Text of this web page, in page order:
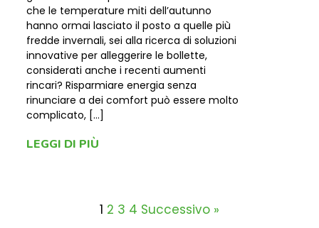
che le temperature miti dell’autunno
hanno ormai lasciato il posto a quelle più
fredde invernali, sei alla ricerca di soluzioni
innovative per alleggerire le bollette,
considerati anche i recenti aumenti
rincari? Risparmiare energia senza
rinunciare a dei comfort può essere molto
complicato, […]
LEGGI DI PIÙ
1 2 3 4 Successivo »